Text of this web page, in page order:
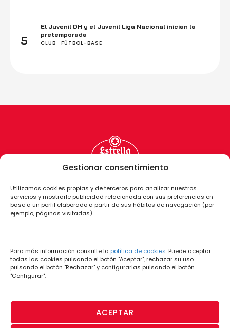
Gestionar consentimiento
Utilizamos cookies propias y de terceros para analizar nuestros
servicios y mostrarle publicidad relacionada con sus preferencias en
base a un perfil elaborado a partir de sus hábitos de navegación (por
ejemplo, páginas visitadas).
Para más información consulte la política de cookies. Puede aceptar
todas las cookies pulsando el botón "Aceptar", rechazar su uso
pulsando el botón "Rechazar" y configurarlas pulsando el botón
"Configurar".
ACEPTAR
5
El Juvenil DH y el Juvenil Liga Nacional inician la
pretemporada
CLUB
FÚTBOL-BASE